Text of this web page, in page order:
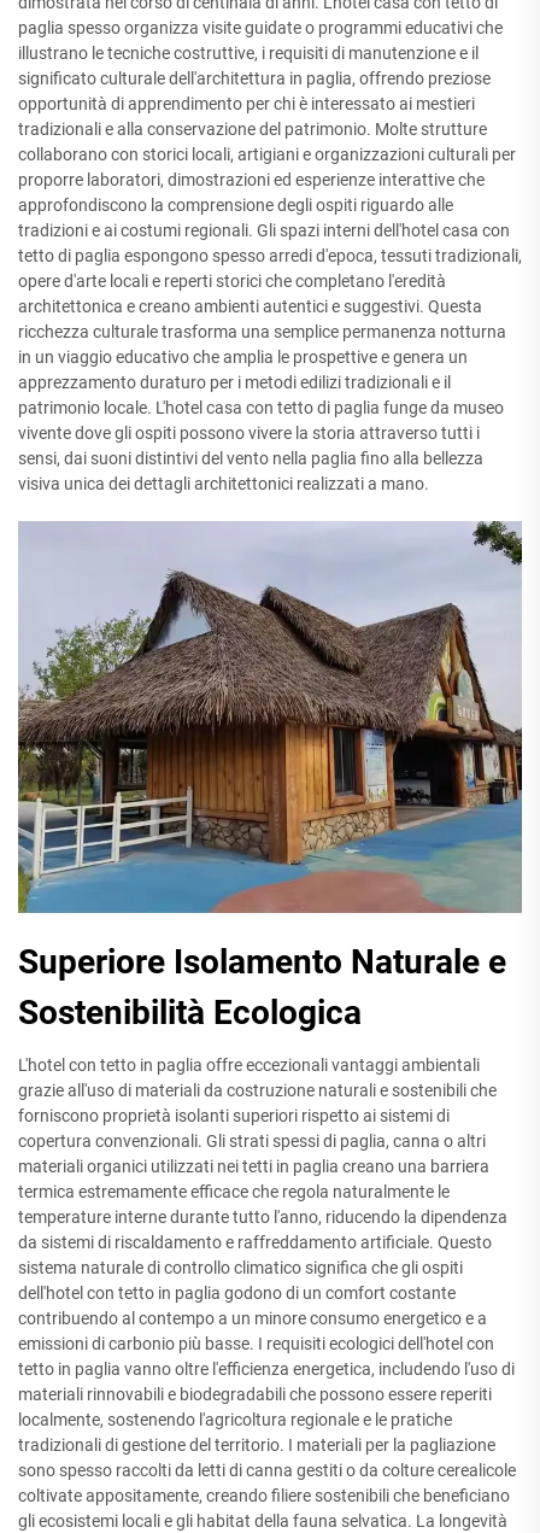
paglia spesso organizza visite guidate o programmi educativi che
illustrano le tecniche costruttive, i requisiti di manutenzione e il
significato culturale dell'architettura in paglia, offrendo preziose
opportunità di apprendimento per chi è interessato ai mestieri
tradizionali e alla conservazione del patrimonio. Molte strutture
collaborano con storici locali, artigiani e organizzazioni culturali per
proporre laboratori, dimostrazioni ed esperienze interattive che
approfondiscono la comprensione degli ospiti riguardo alle
tradizioni e ai costumi regionali. Gli spazi interni dell'hotel casa con
tetto di paglia espongono spesso arredi d'epoca, tessuti tradizionali,
opere d'arte locali e reperti storici che completano l'eredità
architettonica e creano ambienti autentici e suggestivi. Questa
ricchezza culturale trasforma una semplice permanenza notturna
in un viaggio educativo che amplia le prospettive e genera un
apprezzamento duraturo per i metodi edilizi tradizionali e il
patrimonio locale. L'hotel casa con tetto di paglia funge da museo
vivente dove gli ospiti possono vivere la storia attraverso tutti i
sensi, dai suoni distintivi del vento nella paglia fino alla bellezza
visiva unica dei dettagli architettonici realizzati a mano.
Superiore Isolamento Naturale e
Sostenibilità Ecologica
L'hotel con tetto in paglia offre eccezionali vantaggi ambientali
grazie all'uso di materiali da costruzione naturali e sostenibili che
forniscono proprietà isolanti superiori rispetto ai sistemi di
copertura convenzionali. Gli strati spessi di paglia, canna o altri
materiali organici utilizzati nei tetti in paglia creano una barriera
termica estremamente efficace che regola naturalmente le
temperature interne durante tutto l'anno, riducendo la dipendenza
da sistemi di riscaldamento e raffreddamento artificiale. Questo
sistema naturale di controllo climatico significa che gli ospiti
dell'hotel con tetto in paglia godono di un comfort costante
contribuendo al contempo a un minore consumo energetico e a
emissioni di carbonio più basse. I requisiti ecologici dell'hotel con
tetto in paglia vanno oltre l'efficienza energetica, includendo l'uso di
materiali rinnovabili e biodegradabili che possono essere reperiti
localmente, sostenendo l'agricoltura regionale e le pratiche
tradizionali di gestione del territorio. I materiali per la pagliazione
sono spesso raccolti da letti di canna gestiti o da colture cerealicole
coltivate appositamente, creando filiere sostenibili che beneficiano
gli ecosistemi locali e gli habitat della fauna selvatica. La longevità